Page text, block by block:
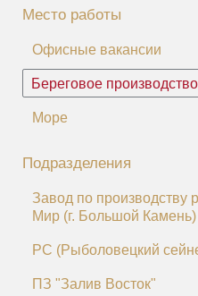
Место работы
Офисные вакансии
Береговое производство
Море
Подразделения
Завод по производству
Мир (г. Большой Камень)
РС (Рыболовецкий
ПЗ "Залив Восток"